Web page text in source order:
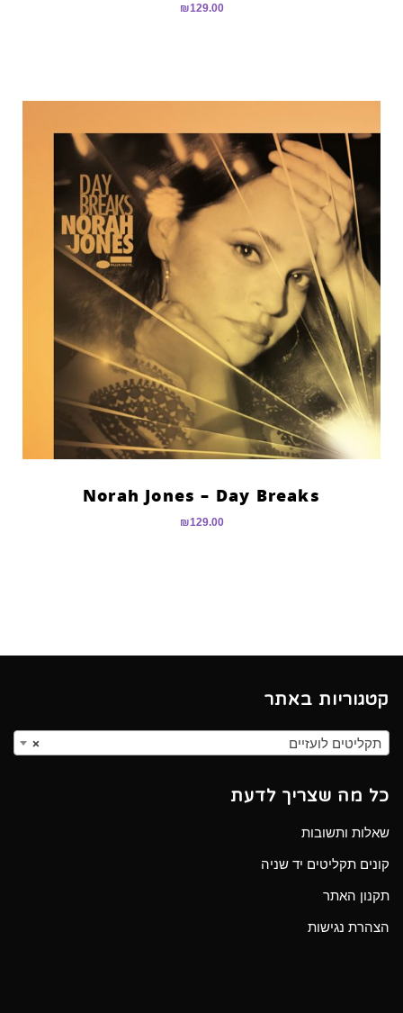
₪129.00
Norah Jones – Day Breaks
₪129.00
קטגוריות באתר
× תקליטים לועזיים
כל מה שצריך לדעת
שאלות ותשובות
קונים תקליטים יד שניה
תקנון האתר
הצהרת נגישות